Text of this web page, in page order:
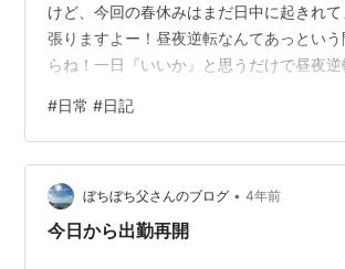
けど、今回の春休みはまだ日中に起きれ
張りますよー！昼夜逆転なんてあっとい
らね！一日『いいか』と思うだけで昼夜逆
があるとどうでもいいことばっかりかんが
す。 シーインで買ったもの早く来ないか
も確認してます。買うときは、「二週間
待てるっ余裕～だわ～」て本当に思ってた
まだ三日程しかたってないのにー－－。ア
#日常 #日記
ぼちぼち父さんのブログ • 4年前
今日から出勤再開